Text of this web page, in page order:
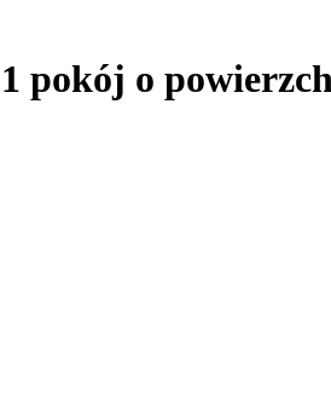
pokój o